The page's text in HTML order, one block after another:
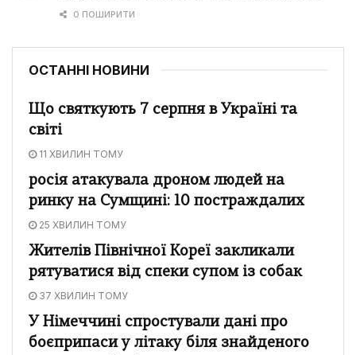
0 ПОШИРИТИ
ОСТАННІ НОВИНИ
Що святкують 7 серпня в Україні та
світі
11 ХВИЛИН ТОМУ
росія атакувала дроном людей на
ринку на Сумщині: 10 постраждалих
25 ХВИЛИН ТОМУ
Жителів Північної Кореї закликали
рятуватися від спеки супом із собак
37 ХВИЛИН ТОМУ
У Німеччині спростували дані про
боєприпаси у літаку біля знайденого